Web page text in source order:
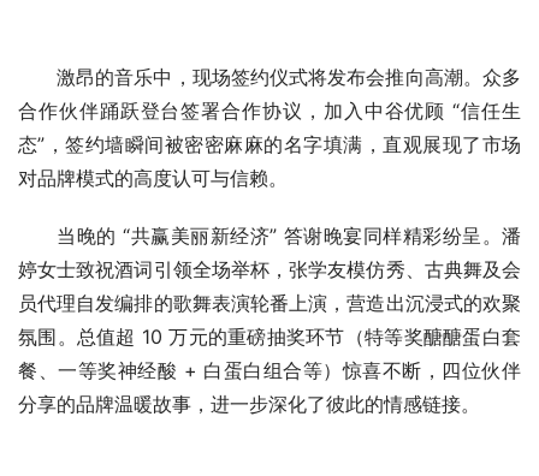
激昂的音乐中，现场签约仪式将发布会推向高潮。众多
合作伙伴踊跃登台签署合作协议，加入中谷优顾 “信任生
态”，签约墙瞬间被密密麻麻的名字填满，直观展现了市场
对品牌模式的高度认可与信赖。
当晚的 “共赢美丽新经济” 答谢晚宴同样精彩纷呈。潘
婷女士致祝酒词引领全场举杯，张学友模仿秀、古典舞及会
员代理自发编排的歌舞表演轮番上演，营造出沉浸式的欢聚
氛围。总值超 10 万元的重磅抽奖环节（特等奖醣醣蛋白套
餐、一等奖神经酸 + 白蛋白组合等）惊喜不断，四位伙伴
分享的品牌温暖故事，进一步深化了彼此的情感链接。